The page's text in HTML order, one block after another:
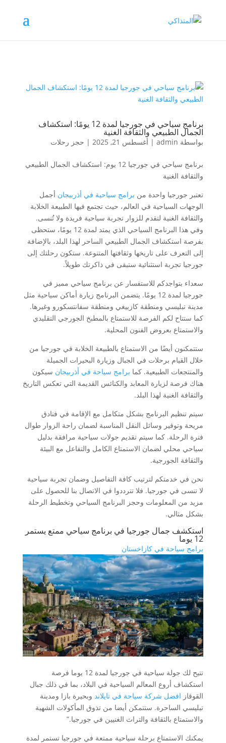
برنامج سياحي في جورجيا لمدة 12 يومًا: استكشاف
الجمال الطبيعي والثقافة الغنية
بواسطة admin
| أغسطس 21, 2025 | حجز رحلات
برنامج سياحي في جورجيا 12 يوم: استكشاف الجمال الطبيعي
والثقافة الغنية
تعتبر جورجيا واحدة من برامج سياحية في أذربيجان أجمل
الوجهات السياحية في العالم، حيث تجتمع فيها الطبيعة الخلابة
والثقافة الغنية لتقدم للزوار تجربة سياحية فريدة ولا تُنسى.
وفي هذا البرنامج السياحي الذي يمتد لمدة 12 يومًا، ستحظى
بفرصة استكشاف الجمال الطبيعي الساحر لهذا البلد، بالإضافة
إلى التعرف على تاريخها وثقافتها المتنوعة. ستكون رحلتك إلى
جورجيا تجربة استثنائية ستبقى في ذاكرتك طويلاً.
سعداء بتواجدكم للاستفسار عن برنامج سياحي مميز في
جورجيا لمدة 12 يومًا. يتضمن البرنامج زيارة أماكن سياحية مثل
مدينة تبليسي ومنطقة كازبيغي ومنطقة سفانتسكورو وغيرها.
كما ستتاح لكم الفرصة للاستمتاع بالمطبخ الجورجي التقليدي
والاستمتاع بعروض الفنون المحلية.
ستتمكنون أيضًا من الاستمتاع بالطبيعة الخلابة في جورجيا من
خلال القيام برحلات في الجبال وزيارة البحيرات الجميلة
والمنتجعات الطبيعية. كما برامج سياحة في أذربيجان سيكون
هناك فرصة لزيارة المعابد والكنائس القديمة التي تعكس التاريخ
والثقافة الغنية لهذا البلد.
سيتم تنظيم البرنامج بشكل متكامل مع الإقامة في فنادق
مريحة وتوفير وسائل النقل المناسبة لضمان راحة الزوار طوال
فترة الرحلة. كما سيتم تقديم جولات سياحية مرافقة بدليل
سياحي محلي لضمان الاستمتاع الكامل والتفاعل مع البيئة
والثقافة الجورجية.
نحن في خدمتكم لترتيب كافة التفاصيل وضمان تجربة سياحية
لا تنسى في جورجيا. فلا تترددوا في الاتصال بنا للحصول على
مزيد من المعلومات وحجز البرنامج السياحي وتخطيط الرحلة
بشكل مثالي.
استكشف جمال جورجيا في برنامج سياحي ممتع يستمر
12 يوما
برامج سياحة في كازاخستان
تتيح لك جولة سياحية في جورجيا لمدة 12 يوما فرصة
استكشاف أروع المعالم السياحية في البلاد، بما في ذلك جبال
القوقاز افضل شركة سياحة في تايلاند وبحيرة بازا ومدينة
تبليسي الساحرة. ستتمكن أيضا من تذوق المأكولات الشهية
والاستمتاع بالثقافة والتراث الغنيين في جورجيا.”
يمكنك الاستمتاع برحلة سياحية ممتعة في جورجيا تستمر لمدة